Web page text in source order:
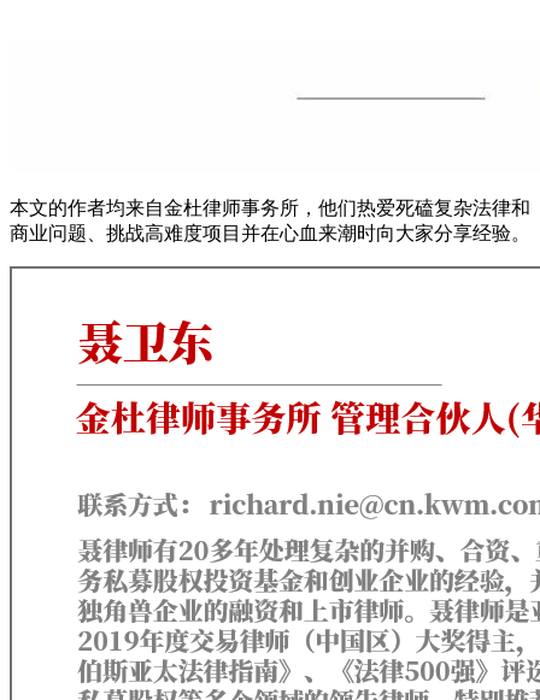
本文的作者均来自金杜律师事务所，他们热爱死磕复杂法律和
商业问题、挑战高难度项目并在心血来潮时向大家分享经验。